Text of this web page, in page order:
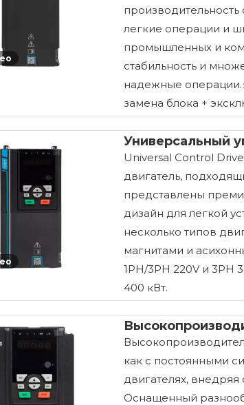
легкие операции и
промышленных и
стабильность и
надежные
замена блока +
Универсальный
Universal Control
двигатель,
представлены
дизайн для легкой
несколько типов
магнитами и
1PH/3PH 220V и 3PH
400 кВт.
как с постоянными
двигателях,
Оснащенный